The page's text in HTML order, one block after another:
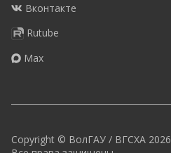
Вконтакте
Rutube
Max
Copyright © ВолГАУ / ВГСХА 2026